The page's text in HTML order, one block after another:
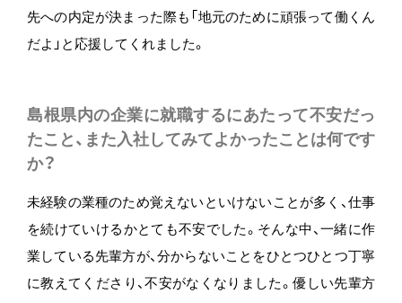
先への内定が決まった際も「地元のために頑張って働くん
だよ」と応援してくれました。
島根県内の企業に就職するにあたって不安だっ
たこと、また入社してみてよかったことは何です
か？
未経験の業種のため覚えないといけないことが多く、仕事
を続けていけるかとても不安でした。そんな中、一緒に作
業している先輩方が、分からないことをひとつひとつ丁寧
に教えてくださり、不安がなくなりました。優しい先輩方